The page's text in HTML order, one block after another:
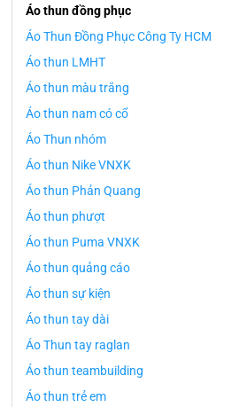
Áo thun đồng phục
Áo Thun Đồng Phục Công Ty HCM
Áo thun LMHT
Áo thun màu trắng
Áo thun nam có cổ
Áo Thun nhóm
Áo thun Nike VNXK
Áo thun Phản Quang
Áo thun phượt
Áo thun Puma VNXK
Áo thun quảng cáo
Áo thun sự kiện
Áo thun tay dài
Áo Thun tay raglan
Áo thun teambuilding
Áo thun trẻ em